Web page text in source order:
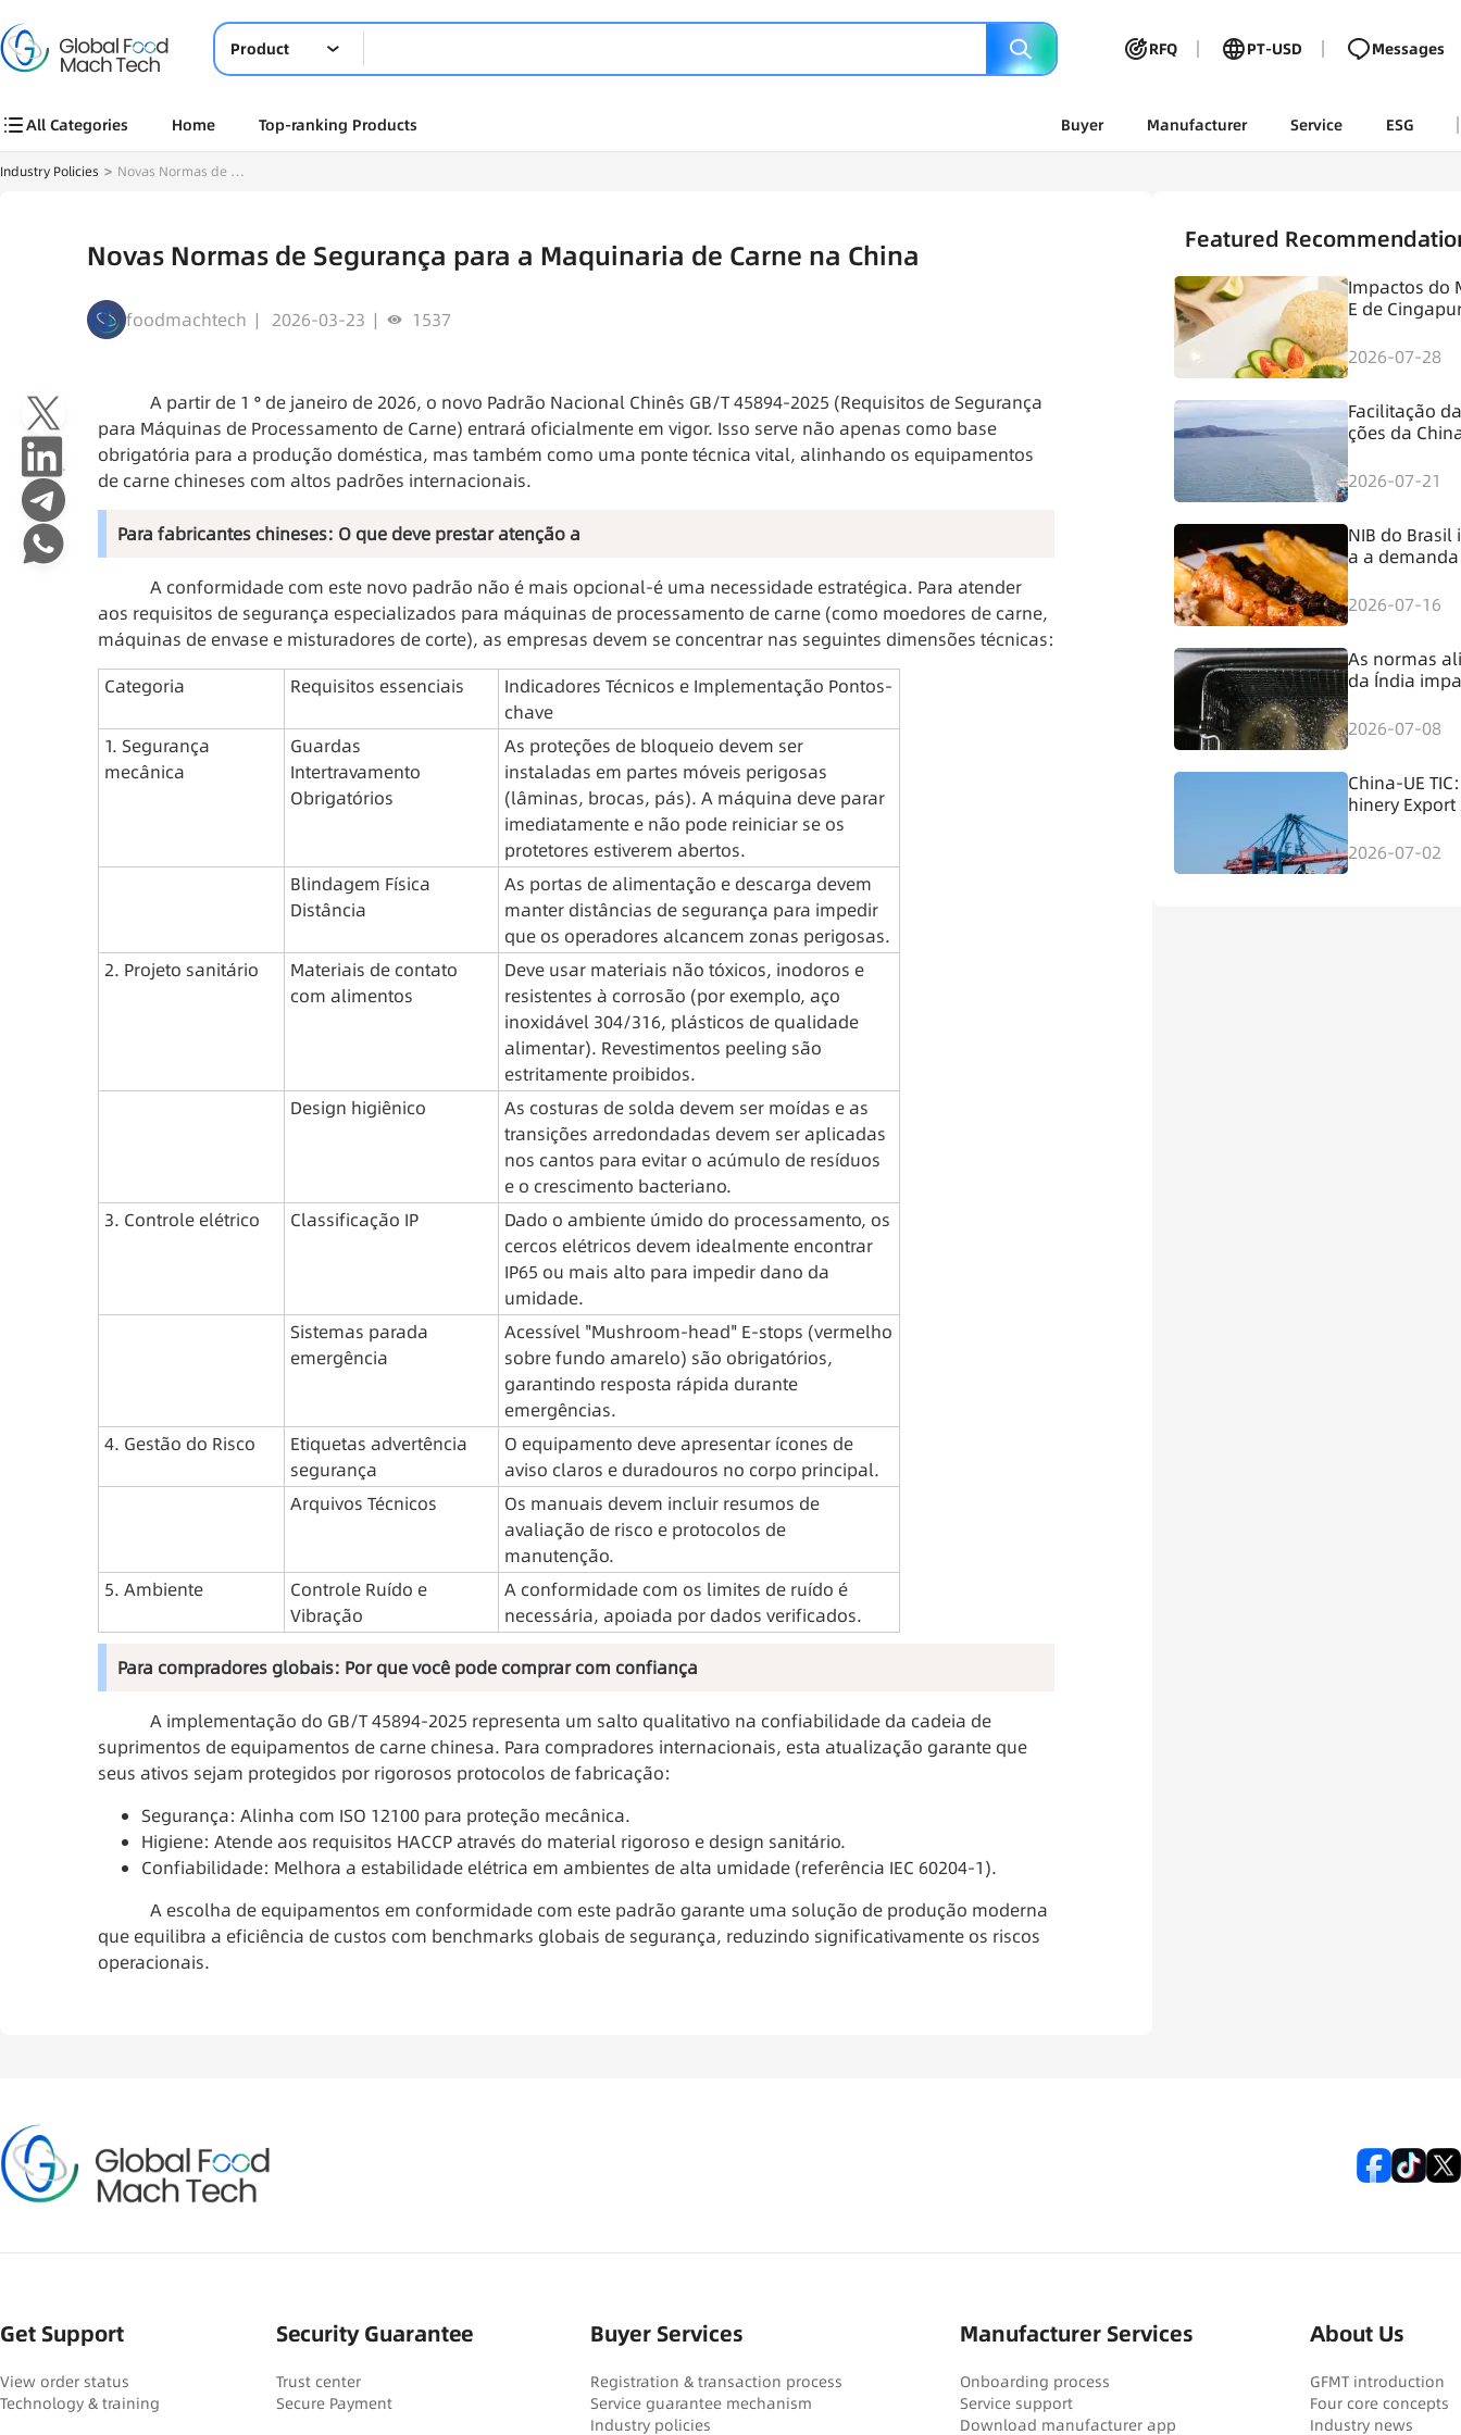
Product RFQ PT-USD Messages
All Categories Home Top-ranking Products Buyer Manufacturer Service ESG
Industry Policies > Novas Normas de Segurança para a Maquinaria de Carne na China
Novas Normas de Segurança para a Maquinaria de Carne na China
foodmachtech | 2026-03-23 | 1537
A partir de 1 ° de janeiro de 2026, o novo Padrão Nacional Chinês GB/T 45894-2025 (Requisitos de Segurança
para Máquinas de Processamento de Carne) entrará oficialmente em vigor. Isso serve não apenas como base
obrigatória para a produção doméstica, mas também como uma ponte técnica vital, alinhando os equipamentos
de carne chineses com altos padrões internacionais.
Para fabricantes chineses: O que deve prestar atenção a
A conformidade com este novo padrão não é mais opcional-é uma necessidade estratégica. Para atender
aos requisitos de segurança especializados para máquinas de processamento de carne (como moedores de carne,
máquinas de envase e misturadores de corte), as empresas devem se concentrar nas seguintes dimensões técnicas:
Categoria
Requisitos essenciais
Indicadores Técnicos e Implementação Pontos-
chave
1. Segurança
mecânica
Guardas
Intertravamento
Obrigatórios
As proteções de bloqueio devem ser
instaladas em partes móveis perigosas
(lâminas, brocas, pás). A máquina deve parar
imediatamente e não pode reiniciar se os
protetores estiverem abertos.
Blindagem Física
Distância
As portas de alimentação e descarga devem
manter distâncias de segurança para impedir
que os operadores alcancem zonas perigosas.
2. Projeto sanitário
Materiais de contato
com alimentos
Deve usar materiais não tóxicos, inodoros e
resistentes à corrosão (por exemplo, aço
inoxidável 304/316, plásticos de qualidade
alimentar). Revestimentos peeling são
estritamente proibidos.
Design higiênico
As costuras de solda devem ser moídas e as
transições arredondadas devem ser aplicadas
nos cantos para evitar o acúmulo de resíduos
e o crescimento bacteriano.
3. Controle elétrico
Classificação IP
Dado o ambiente úmido do processamento, os
cercos elétricos devem idealmente encontrar
IP65 ou mais alto para impedir dano da
umidade.
Sistemas parada
emergência
Acessível "Mushroom-head" E-stops (vermelho
sobre fundo amarelo) são obrigatórios,
garantindo resposta rápida durante
emergências.
4. Gestão do Risco
Etiquetas advertência
segurança
O equipamento deve apresentar ícones de
aviso claros e duradouros no corpo principal.
Arquivos Técnicos
Os manuais devem incluir resumos de
avaliação de risco e protocolos de
manutenção.
5. Ambiente
Controle Ruído e
Vibração
A conformidade com os limites de ruído é
necessária, apoiada por dados verificados.
Para compradores globais: Por que você pode comprar com confiança
A implementação do GB/T 45894-2025 representa um salto qualitativo na confiabilidade da cadeia de
suprimentos de equipamentos de carne chinesa. Para compradores internacionais, esta atualização garante que
seus ativos sejam protegidos por rigorosos protocolos de fabricação:
Segurança: Alinha com ISO 12100 para proteção mecânica.
Higiene: Atende aos requisitos HACCP através do material rigoroso e design sanitário.
Confiabilidade: Melhora a estabilidade elétrica em ambientes de alta umidade (referência IEC 60204-1).
A escolha de equipamentos em conformidade com este padrão garante uma solução de produção moderna
que equilibra a eficiência de custos com benchmarks globais de segurança, reduzindo significativamente os riscos
operacionais.
Featured
Impactos do
E de
s
2026-07-28
Facilitação
ções da
para
2026-07-21
NIB do
a a
entício
2026-07-16
As normas
da Índia
samento
2026-07-08
China-UE
hinery
2026-07-02
Get Support
View order status
Technology & training
Security Guarantee
Trust center
Secure Payment
Buyer Services
Registration & transaction process
Service guarantee mechanism
Industry policies
Manufacturer Services
Onboarding process
Service support
Download manufacturer app
About Us
GFMT introduction
Four core concepts
Industry news